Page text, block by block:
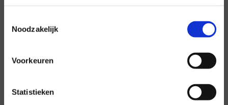
Noodzakelijk
Voorkeuren
Statistieken